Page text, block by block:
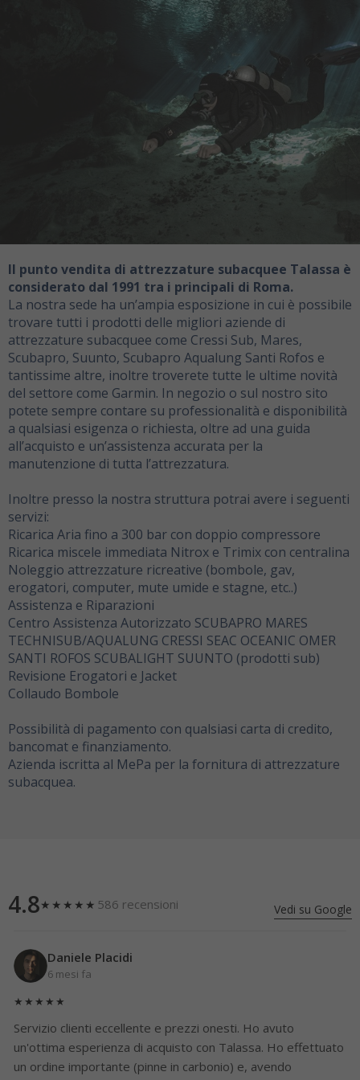
Il punto vendita di attrezzature subacquee Talassa è
considerato dal 1991 tra i principali di Roma.
La nostra sede ha un’ampia esposizione in cui è possibile
trovare tutti i prodotti delle migliori aziende di
attrezzature subacquee come Cressi Sub, Mares,
Scubapro, Suunto, Scubapro Aqualung Santi Rofos e
tantissime altre, inoltre troverete tutte le ultime novità
del settore come Garmin. In negozio o sul nostro sito
potete sempre contare su professionalità e disponibilità
a qualsiasi esigenza o richiesta, oltre ad una guida
all’acquisto e un’assistenza accurata per la
manutenzione di tutta l’attrezzatura.
Inoltre presso la nostra struttura potrai avere i seguenti
servizi:
Ricarica Aria fino a 300 bar con doppio compressore
Ricarica miscele immediata Nitrox e Trimix con centralina
Noleggio attrezzature ricreative (bombole, gav,
erogatori, computer, mute umide e stagne, etc..)
Assistenza e Riparazioni
Centro Assistenza Autorizzato SCUBAPRO MARES
TECHNISUB/AQUALUNG CRESSI SEAC OCEANIC OMER
SANTI ROFOS SCUBALIGHT SUUNTO (prodotti sub)
Revisione Erogatori e Jacket
Collaudo Bombole
Possibilità di pagamento con qualsiasi carta di credito,
bancomat e finanziamento.
Azienda iscritta al MePa per la fornitura di attrezzature
subacquea.
4.8★★★★★ 586 recensioni Vedi su Google
Daniele Placidi
6 mesi fa
★★★★★
Servizio clienti eccellente e prezzi onesti. Ho avuto
un'ottima esperienza di acquisto con Talassa. Ho effettuato
un ordine importante (pinne in carbonio) e, avendo